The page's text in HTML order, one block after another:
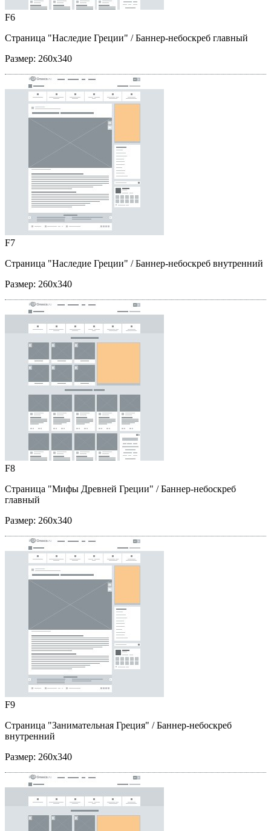
F6
Страница "Наследие Греции" / Баннер-небоскреб главный
Размер: 260x340
F7
Страница "Наследие Греции" / Баннер-небоскреб внутренний
Размер: 260x340
F8
Страница "Мифы Древней Греции" / Баннер-небоскреб
главный
Размер: 260x340
F9
Страница "Занимательная Греция" / Баннер-небоскреб
внутренний
Размер: 260x340